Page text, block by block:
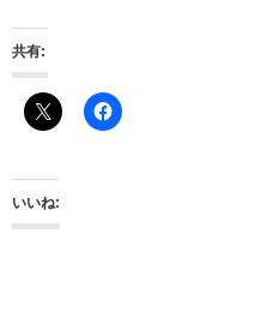
共有:
いいね: